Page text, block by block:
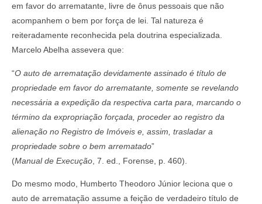
em favor do arrematante, livre de ônus pessoais que não
acompanhem o bem por força de lei. Tal natureza é
reiteradamente reconhecida pela doutrina especializada.
Marcelo Abelha assevera que:
“O auto de arrematação devidamente assinado é título de
propriedade em favor do arrematante, somente se revelando
necessária a expedição da respectiva carta para, marcando o
término da expropriação forçada, proceder ao registro da
alienação no Registro de Imóveis e, assim, trasladar a
propriedade sobre o bem arrematado”
(Manual de Execução , 7. ed., Forense, p. 460).
Do mesmo modo, Humberto Theodoro Júnior leciona que o
auto de arrematação assume a feição de verdadeiro título de